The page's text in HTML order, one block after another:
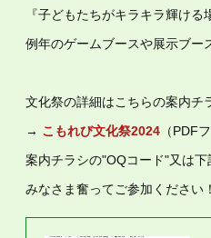
『子どもたちがキラキラ輝け
例年のゲームブースや展示ブー
文化祭の詳細はこちらの案内チ
→ こもれび文化祭2024 （PDF
案内チラシの"OQコード"又は
みなさま奮ってご参加ください！